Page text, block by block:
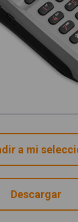
Descargar